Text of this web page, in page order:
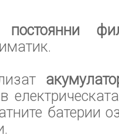
постоянни
батерии